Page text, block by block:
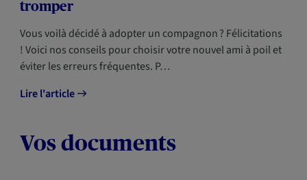
tromper
Vous voilà décidé à adopter un compagnon ? Félicitations
! Voici nos conseils pour choisir votre nouvel ami à poil et
éviter les erreurs fréquentes. P…
Lire l'article
Vos documents